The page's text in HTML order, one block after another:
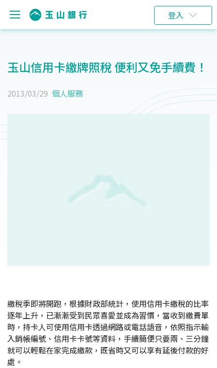
登入
玉山信用卡繳牌照稅 便利又免手續費！
2013/03/29 個人服務
繳稅季即將開跑，根據財政部統計，使用信用卡繳稅的比率
逐年上升，已漸漸受到民眾喜愛並成為習慣，當收到繳費單
時，持卡人可使用信用卡透過網路或電話語音，依照指示輸
入銷帳編號、信用卡卡號等資料，手續簡便只要兩、三分鐘
就可以輕鬆在家完成繳款，既省時又可以享有延後付款的好
處。